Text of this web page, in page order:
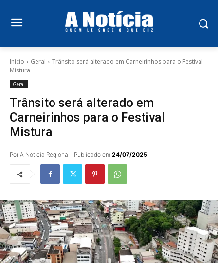
Início Geral
Trânsito será alterado em Carneirinhos para o Festival
Mistura
Geral
Trânsito será alterado em
Carneirinhos para o Festival
Mistura
Por A Notícia Regional | Publicado em 24/07/2025